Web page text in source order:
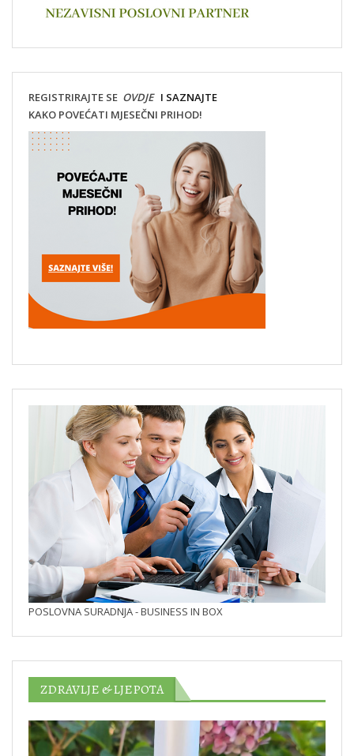
REGISTRIRAJTE SE OVDJEI SAZNAJTE
KAKO POVEĆATI MJESEČNI PRIHOD!
POSLOVNA SURADNJA - BUSINESS IN BOX
ZDRAVLJE & LJEPOTA